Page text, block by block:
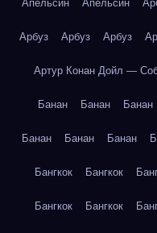
Апельсин Апельсин
Арбуз Арбуз Арбуз
Артур Конан Дойл —
Банан Банан Банан
Банан Банан Банан
Бангкок Бангкок
Бангкок Бангкок